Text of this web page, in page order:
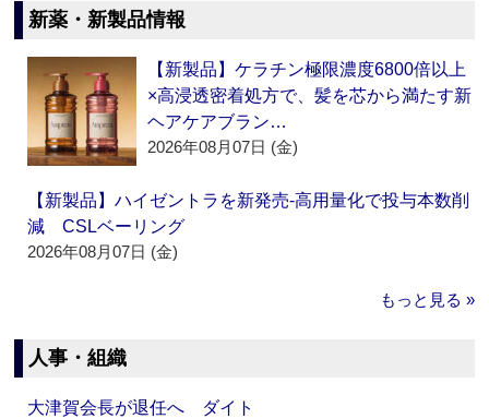
新薬・新製品情報
【新製品】ケラチン極限濃度6800倍以上
×高浸透密着処方で、髪を芯から満たす新
ヘアケアブラン…
2026年08月07日 (金)
【新製品】ハイゼントラを新発売‐高用量化で投与本数削
減 CSLベーリング
2026年08月07日 (金)
もっと見る »
人事・組織
大津賀会長が退任へ ダイト